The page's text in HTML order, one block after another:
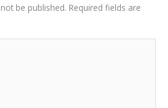
be published. Required fields are